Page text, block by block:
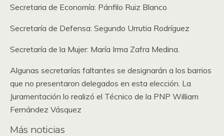
Secretaria de Economía: Pánfilo Ruiz Blanco
Secretaría de Defensa: Segundo Urrutia Rodríguez
Secretaría de la Mujer: María Irma Zafra Medina.
Algunas secretarías faltantes se designarán a los barrios
que no presentaron delegados en esta elección. La
Juramentación lo realizó el Técnico de la PNP William
Fernández Vásquez
Más noticias